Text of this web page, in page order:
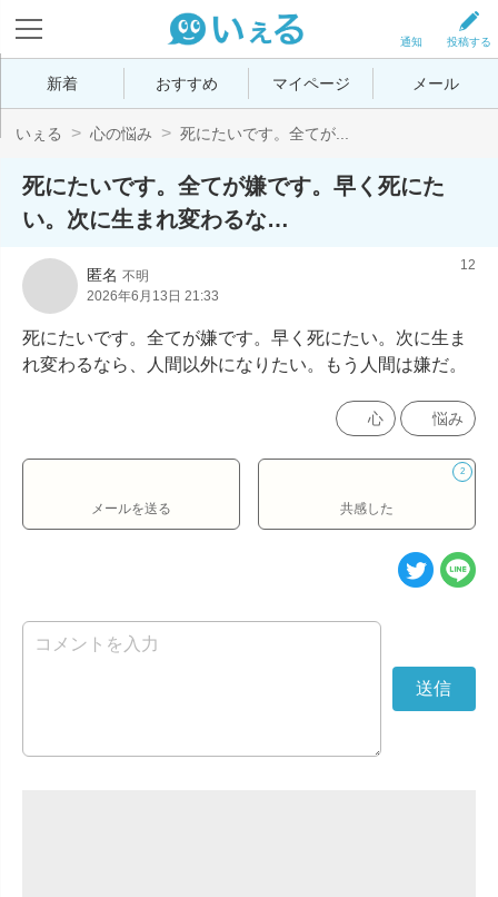
投稿する
通知
新着 おすすめ マイページ メール
いぇる 心の悩み 死にたいです。全てが...
死にたいです。全てが嫌です。早く死にた
い。次に生まれ変わるな…
匿名 不明
2026年6月13日 21:33
12
死にたいです。全てが嫌です。早く死にたい。次に生ま
れ変わるなら、人間以外になりたい。もう人間は嫌だ。
心 悩み
メールを送る
2
共感した